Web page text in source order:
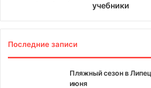
учебники
Последние записи
Пляжный сезон в
июня